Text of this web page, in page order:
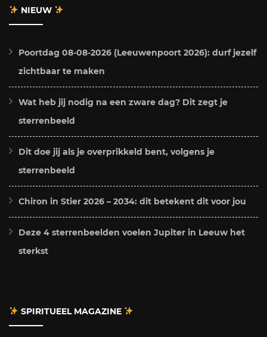
NIEUW
Poortdag 08-08-2026 (Leeuwenpoort 2026): durf jezelf
zichtbaar te maken
Wat heb jij nodig na een zware dag? Dit zegt je
sterrenbeeld
Dit doe jij als je overprikkeld bent, volgens je
sterrenbeeld
Chiron in Stier 2026 – 2034: dit betekent dit voor jou
Deze 4 sterrenbeelden voelen Jupiter in Leeuw het
sterkst
SPIRITUEEL MAGAZINE